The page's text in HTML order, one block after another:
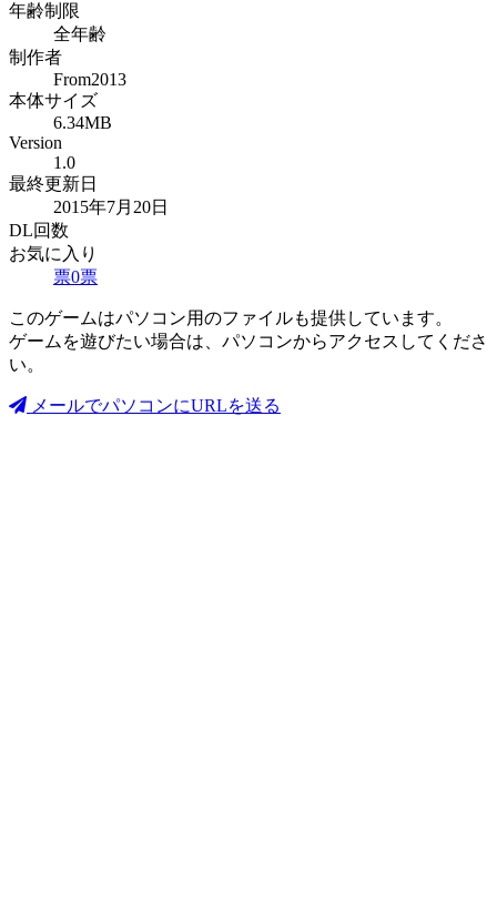
年齢制限
全年齢
制作者
From2013
本体サイズ
6.34MB
Version
1.0
最終更新日
2015年7月20日
DL回数
お気に入り
票0票
このゲームはパソコン用のファイルも提供しています。
ゲームを遊びたい場合は、パソコンからアクセスしてくださ
い。
メールでパソコンにURLを送る